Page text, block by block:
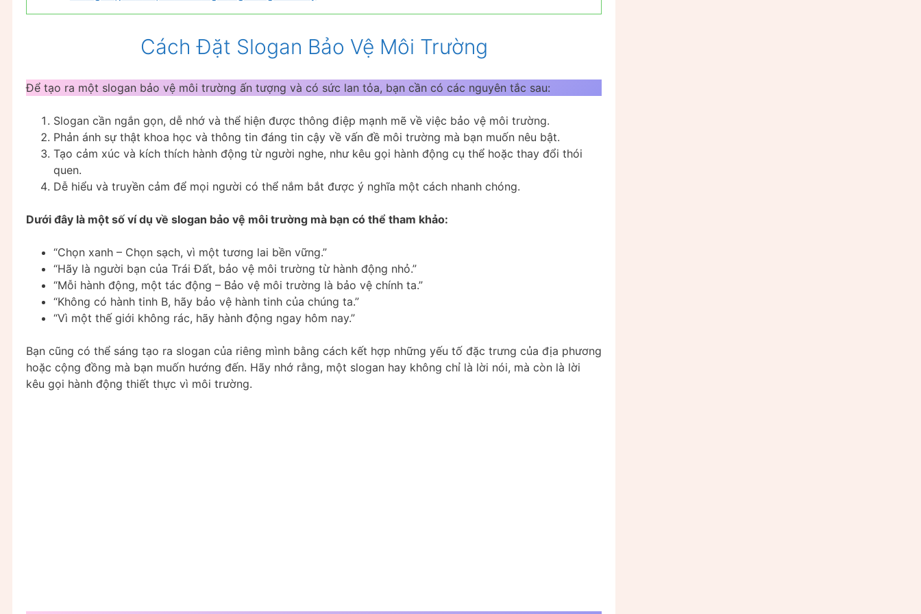
Cách Đặt Slogan Bảo Vệ Môi Trường
Để tạo ra một slogan bảo vệ môi trường ấn tượng và có sức lan tỏa, bạn cần có các nguyên tắc sau:
Slogan cần ngắn gọn, dễ nhớ và thể hiện được thông điệp mạnh mẽ về việc bảo vệ môi trường.
Phản ánh sự thật khoa học và thông tin đáng tin cậy về vấn đề môi trường mà bạn muốn nêu bật.
Tạo cảm xúc và kích thích hành động từ người nghe, như kêu gọi hành động cụ thể hoặc thay đổi thói
quen.
Dễ hiểu và truyền cảm để mọi người có thể nắm bắt được ý nghĩa một cách nhanh chóng.
Dưới đây là một số ví dụ về slogan bảo vệ môi trường mà bạn có thể tham khảo:
“Chọn xanh – Chọn sạch, vì một tương lai bền vững.”
“Hãy là người bạn của Trái Đất, bảo vệ môi trường từ hành động nhỏ.”
“Mỗi hành động, một tác động – Bảo vệ môi trường là bảo vệ chính ta.”
“Không có hành tinh B, hãy bảo vệ hành tinh của chúng ta.”
“Vì một thế giới không rác, hãy hành động ngay hôm nay.”
Bạn cũng có thể sáng tạo ra slogan của riêng mình bằng cách kết hợp những yếu tố đặc trưng của địa phương
hoặc cộng đồng mà bạn muốn hướng đến. Hãy nhớ rằng, một slogan hay không chỉ là lời nói, mà còn là lời
kêu gọi hành động thiết thực vì môi trường.